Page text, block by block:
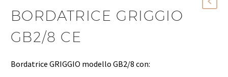
BORDATRICE GRIGGIO
GB2/8 CE
Bordatrice GRIGGIO modello GB2/8 con: